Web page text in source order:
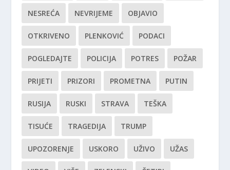
NESREĆA NEVRIJEME OBJAVIO
OTKRIVENO PLENKOVIĆ PODACI
POGLEDAJTE POLICIJA POTRES POŽAR
PRIJETI PRIZORI PROMETNA PUTIN
RUSIJA RUSKI STRAVA TEŠKA
TISUĆE TRAGEDIJA TRUMP
UPOZORENJE USKORO UŽIVO UŽAS